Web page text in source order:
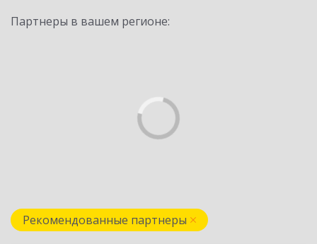
Партнеры в вашем регионе:
Рекомендованные партнеры